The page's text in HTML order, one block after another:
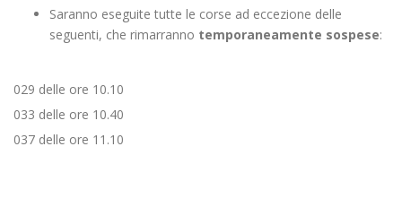
Saranno eseguite tutte le corse ad eccezione delle
seguenti, che rimarranno temporaneamente sospese:
029 delle ore 10.10
033 delle ore 10.40
037 delle ore 11.10